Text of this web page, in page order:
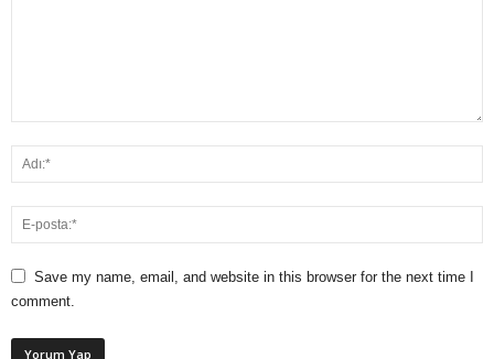
Save my name, email, and website in this browser for the next time I
comment.